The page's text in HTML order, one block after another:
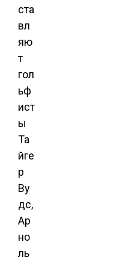
ста
вл
яю
т
гол
ьф
ист
ы
Та
йге
р
Ву
дс,
Ар
но
ль